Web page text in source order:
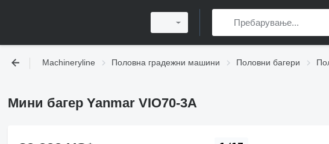
Machineryline Половна градежни машини Половни багери
Мини багер Yanmar VIO70-3A